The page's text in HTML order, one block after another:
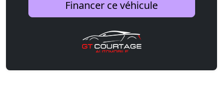
Financer ce véhicule